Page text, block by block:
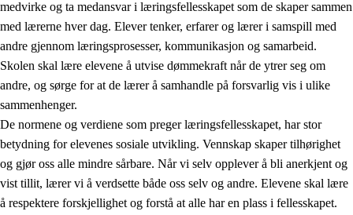
3.2 Undervisning og tilpasset opplæring
3.3 Samarbeid mellom hjem og skole
3.4 Opplæring i lærebedrift og arbeidsliv
3.5 Profesjonsfellesskap og skoleutvikling
medvirke og ta medansvar i læringsfellesskapet som de skaper sammen
med lærerne hver dag. Elever tenker, erfarer og lærer i samspill med
andre gjennom læringsprosesser, kommunikasjon og samarbeid.
Skolen skal lære elevene å utvise dømmekraft når de ytrer seg om
andre, og sørge for at de lærer å samhandle på forsvarlig vis i ulike
sammenhenger.
De normene og verdiene som preger læringsfellesskapet, har stor
betydning for elevenes sosiale utvikling. Vennskap skaper tilhørighet
og gjør oss alle mindre sårbare. Når vi selv opplever å bli anerkjent og
vist tillit, lærer vi å verdsette både oss selv og andre. Elevene skal lære
å respektere forskjellighet og forstå at alle har en plass i fellesskapet.